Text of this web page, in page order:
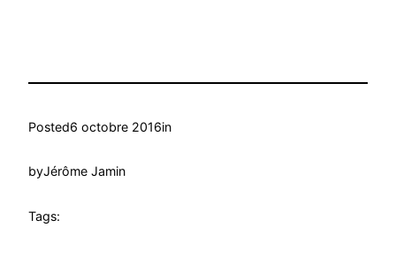
Posted6 octobre 2016in
byJérôme Jamin
Tags: